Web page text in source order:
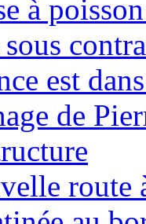
à
est
de
route